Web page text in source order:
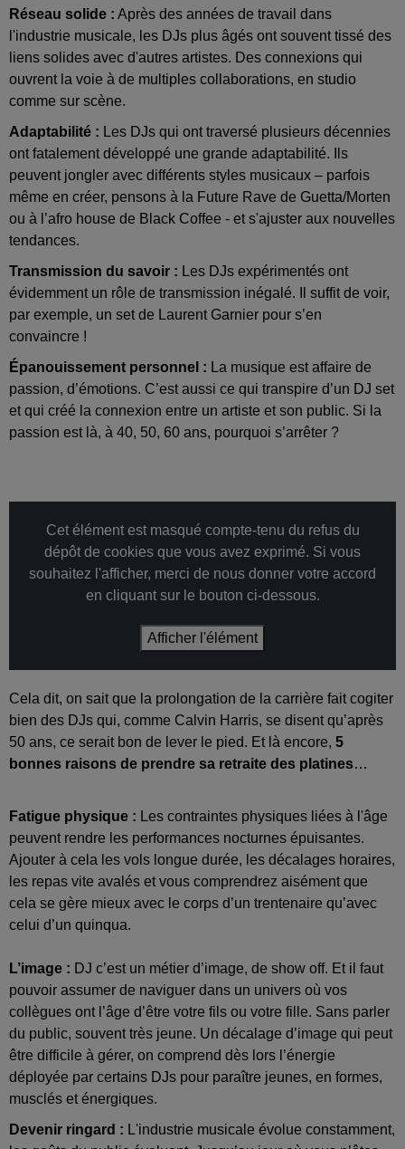
Réseau solide : Après des années de travail dans
l'industrie musicale, les DJs plus âgés ont souvent tissé des
liens solides avec d'autres artistes. Des connexions qui
ouvrent la voie à de multiples collaborations, en studio
comme sur scène.
Adaptabilité : Les DJs qui ont traversé plusieurs décennies
ont fatalement développé une grande adaptabilité. Ils
peuvent jongler avec différents styles musicaux – parfois
même en créer, pensons à la Future Rave de Guetta/Morten
ou à l’afro house de Black Coffee - et s'ajuster aux nouvelles
tendances.
Transmission du savoir : Les DJs expérimentés ont
évidemment un rôle de transmission inégalé. Il suffit de voir,
par exemple, un set de Laurent Garnier pour s’en
convaincre !
Épanouissement personnel : La musique est affaire de
passion, d’émotions. C’est aussi ce qui transpire d’un DJ set
et qui créé la connexion entre un artiste et son public. Si la
passion est là, à 40, 50, 60 ans, pourquoi s’arrêter ?
Cet élément est masqué compte-tenu du refus du
dépôt de cookies que vous avez exprimé. Si vous
souhaitez l'afficher, merci de nous donner votre accord
en cliquant sur le bouton ci-dessous.
Afficher l'élément
Cela dit, on sait que la prolongation de la carrière fait cogiter
bien des DJs qui, comme Calvin Harris, se disent qu’après
50 ans, ce serait bon de lever le pied. Et là encore, 5
bonnes raisons de prendre sa retraite des platines…
Fatigue physique : Les contraintes physiques liées à l'âge
peuvent rendre les performances nocturnes épuisantes.
Ajouter à cela les vols longue durée, les décalages horaires,
les repas vite avalés et vous comprendrez aisément que
cela se gère mieux avec le corps d’un trentenaire qu’avec
celui d’un quinqua.
L’image : DJ c’est un métier d’image, de show off. Et il faut
pouvoir assumer de naviguer dans un univers où vos
collègues ont l’âge d’être votre fils ou votre fille. Sans parler
du public, souvent très jeune. Un décalage d’image qui peut
être difficile à gérer, on comprend dès lors l’énergie
déployée par certains DJs pour paraître jeunes, en formes,
musclés et énergiques.
Devenir ringard : L'industrie musicale évolue constamment,